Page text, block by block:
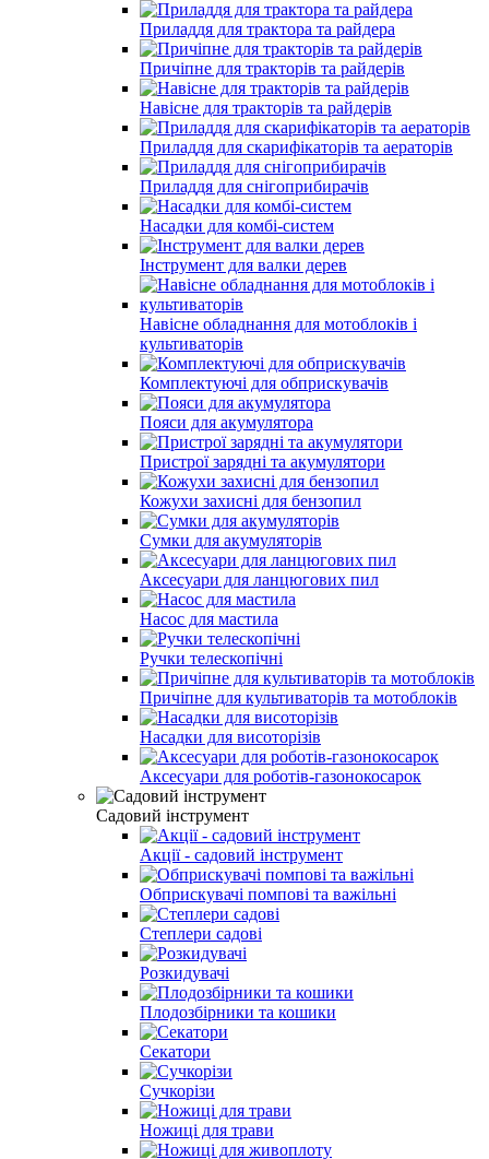
Приладдя для трактора та райдера
Причіпне для тракторів та райдерів
Навісне для тракторів та райдерів
Приладдя для скарифікаторів та аераторів
Приладдя для снігоприбирачів
Насадки для комбі-систем
Інструмент для валки дерев
Навісне обладнання для мотоблоків і
культиваторів
Комплектуючі для обприскувачів
Пояси для акумулятора
Пристрої зарядні та акумулятори
Кожухи захисні для бензопил
Сумки для акумуляторів
Аксесуари для ланцюгових пил
Насос для мастила
Ручки телескопічні
Причіпне для культиваторів та мотоблоків
Насадки для висоторізів
Аксесуари для роботів-газонокосарок
Садовий інструмент
Акції - садовий інструмент
Обприскувачі помпові та важільні
Степлери садові
Розкидувачі
Плодозбірники та кошики
Секатори
Сучкорізи
Ножиці для трави